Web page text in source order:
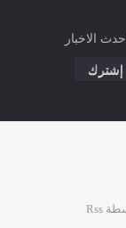
الاخبار